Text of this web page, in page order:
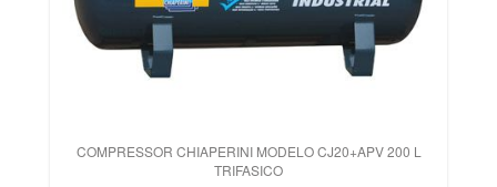
COMPRESSOR CHIAPERINI MODELO CJ20+APV 200 L
TRIFASICO